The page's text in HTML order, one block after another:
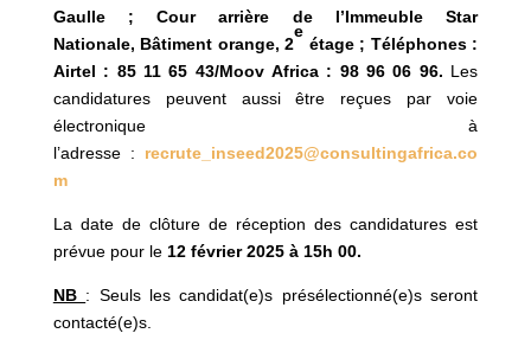
Gaulle ; Cour arrière de l’Immeuble Star
Nationale, Bâtiment orange, 2
e
étage ; Téléphones :
Airtel : 85 11 65 43/Moov Africa : 98 96 06 96. Les
candidatures peuvent aussi être reçues par voie
électronique à
l’adresse : recrute_inseed2025@consultingafrica.co
m
La date de clôture de réception des candidatures est
prévue pour le 12 février 2025 à 15h 00.
NB : Seuls les candidat(e)s présélectionné(e)s seront
contacté(e)s.